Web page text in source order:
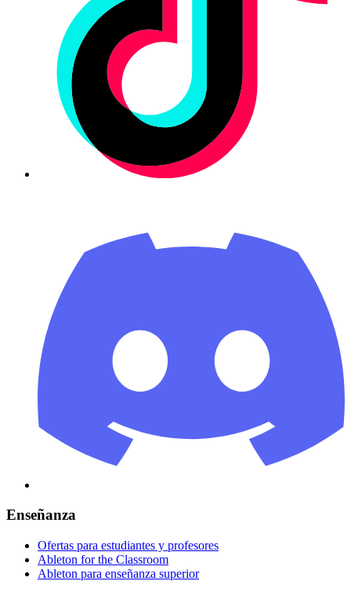
Enseñanza
Ofertas para estudiantes y profesores
Ableton for the Classroom
Ableton para enseñanza superior